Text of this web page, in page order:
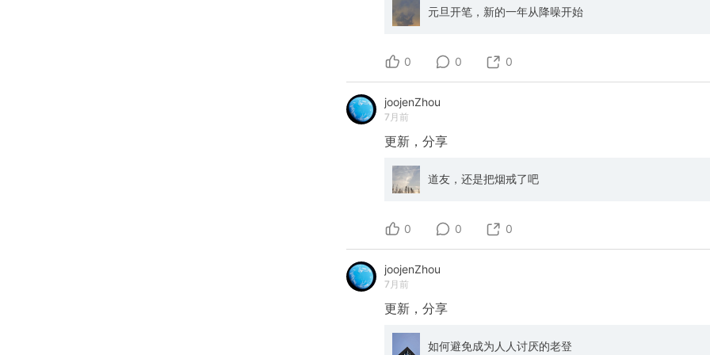
元旦开笔，新的一年从降噪开始
0 0 0
joojenZhou
7月前
更新，分享
道友，还是把烟戒了吧
0 0 0
joojenZhou
7月前
更新，分享
如何避免成为人人讨厌的老登